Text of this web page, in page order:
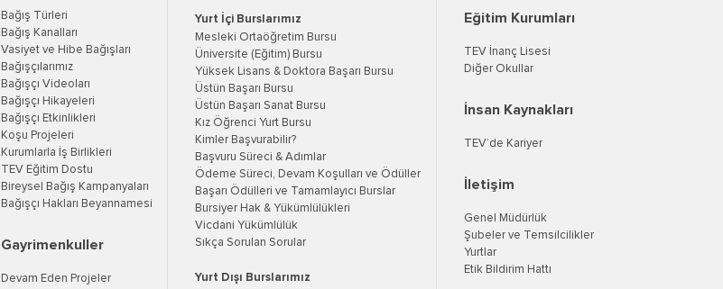
Bağış Türleri
Bağış Kanalları
Vasiyet ve Hibe Bağışları
Bağışçılarımız
Bağışçı Videoları
Bağışçı Hikayeleri
Bağışçı Etkinlikleri
Koşu Projeleri
Kurumlarla İş Birlikleri
TEV Eğitim Dostu
Bireysel Bağış Kampanyaları
Bağışçı Hakları Beyannamesi
Gayrimenkuller
Devam Eden Projeler
Yurt İçi Burslarımız
Mesleki Ortaöğretim Bursu
Üniversite (Eğitim) Bursu
Yüksek Lisans & Doktora Başarı Bursu
Üstün Başarı Bursu
Üstün Başarı Sanat Bursu
Kız Öğrenci Yurt Bursu
Kimler Başvurabilir?
Başvuru Süreci & Adımlar
Ödeme Süreci, Devam Koşulları ve Ödüller
Başarı Ödülleri ve Tamamlayıcı Burslar
Bursiyer Hak & Yükümlülükleri
Vicdani Yükümlülük
Sıkça Sorulan Sorular
Yurt Dışı Burslarımız
Eğitim Kurumları
TEV İnanç Lisesi
Diğer Okullar
İnsan Kaynakları
TEV’de Kariyer
İletişim
Genel Müdürlük
Şubeler ve Temsilcilikler
Yurtlar
Etik Bildirim Hattı